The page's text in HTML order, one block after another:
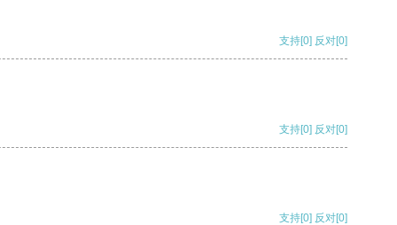
支持[0] 反对[0]
支持[0] 反对[0]
支持[0] 反对[0]